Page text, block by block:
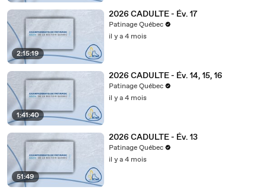
2:15:19
2026 CADULTE - Év. 17
Patinage Québec
il y a 4 mois
1:41:40
2026 CADULTE - Év. 14, 15, 16
Patinage Québec
il y a 4 mois
51:49
2026 CADULTE - Év. 13
Patinage Québec
il y a 4 mois